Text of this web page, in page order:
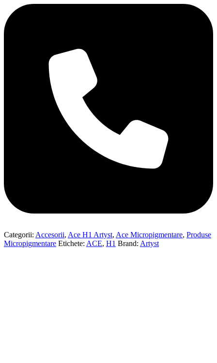
Categorii: Accesorii, Ace H1 Artyst, Ace Micropigmentare, Produse
Micropigmentare Etichete: ACE, H1 Brand: Artyst